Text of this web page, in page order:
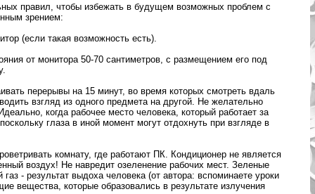
правил, чтобы избежать в будущем возможных проблем с
зрением:
(если такая возможность есть).
от монитора 50-70 сантиметров, с размещением его под
перерывы на 15 минут, во время которых смотреть вдаль
взгляд из одного предмета на другой. Не желательно
когда рабочее место человека, который работает за
глаза в иной момент могут отдохнуть при взгляде в
комнату, где работают ПК. Кондиционер не является
воздух! Не навредит озеленение рабочих мест. Зеленые
- результат выдоха человека (от автора: вспоминаете уроки
вещества, которые образовались в результате излучения